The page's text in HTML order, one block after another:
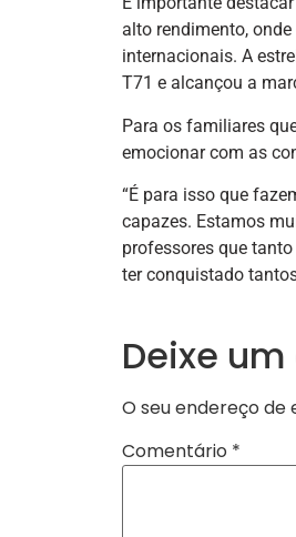
alto rendimento,
internacionais. A
T71 e alcançou a
Para os familiares
emocionar com as
“É para isso que
capazes. Estamos
professores que
ter conquistado
Deixe
O seu endereço
Comentário *